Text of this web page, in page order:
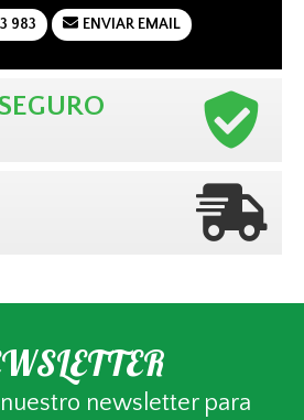
983 ENVIAR EMAIL
newsletter para